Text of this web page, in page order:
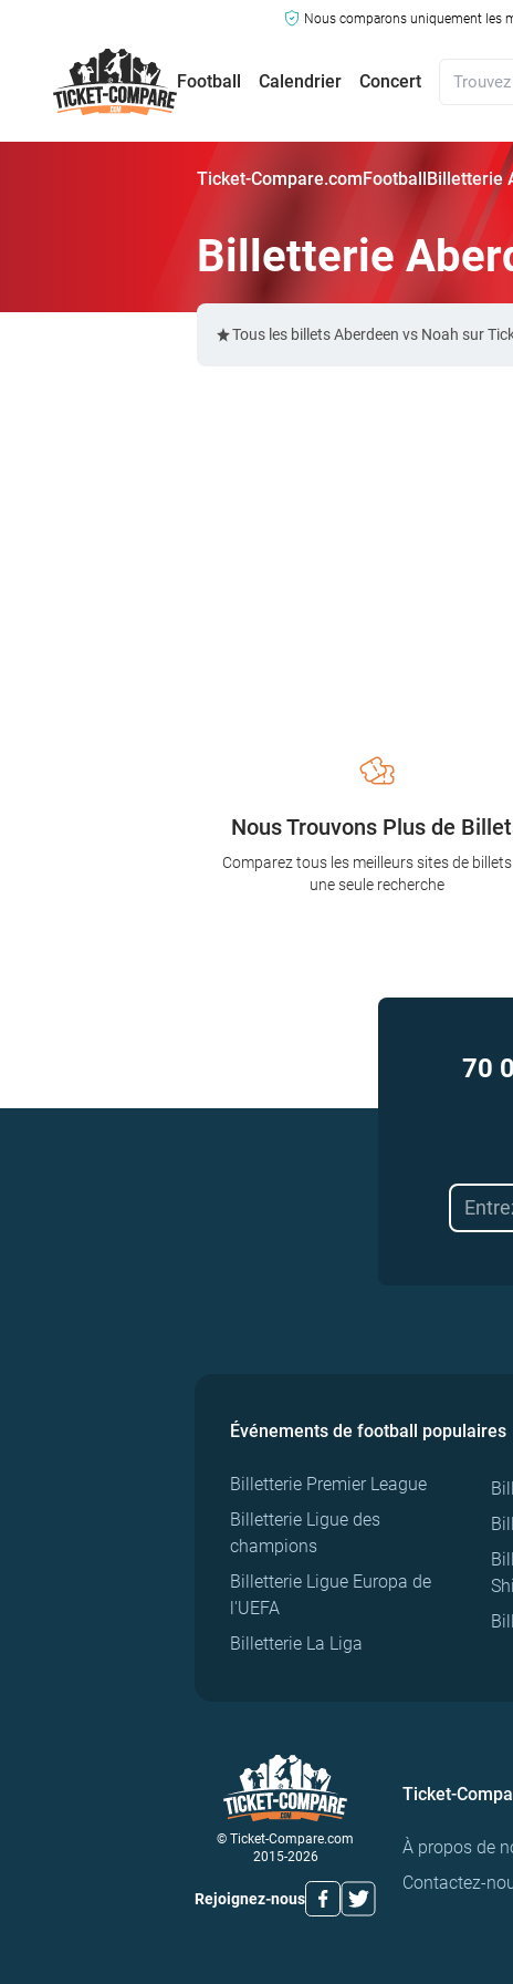
Nous comparons uniquement les
Football Calendrier Concert
Ticket-Compare.comFootballBilletterie
Billetterie
Tous les billets Aberdeen vs Noah sur
Nous Trouvons Plus de
Comparez tous les meilleurs sites de billets
une seule recherche
70
Événements de football populaires
Billetterie Premier League
Billetterie Ligue des
champions
Billetterie Ligue Europa de
l'UEFA
Billetterie La Liga
© Ticket-Compare.com
2015-2026
Rejoignez-nous
Ticket-
À propos de
Contactez-